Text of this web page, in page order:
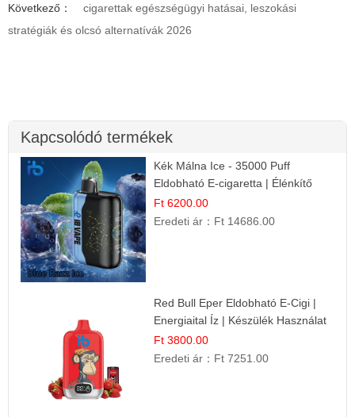
Következő：
cigarettak egészségügyi hatásai, leszokási
stratégiák és olcsó alternatívák 2026
Kapcsolódó termékek
Kék Málna Ice - 35000 Puff
Eldobható E-cigaretta | Élénkítő
Gyümölcsös Frissesség!
Ft 6200.00
Eredeti ár： Ft 14686.00
Red Bull Eper Eldobható E-Cigi |
Energiaital Íz | Készülék Használat
Ft 3800.00
Eredeti ár： Ft 7251.00